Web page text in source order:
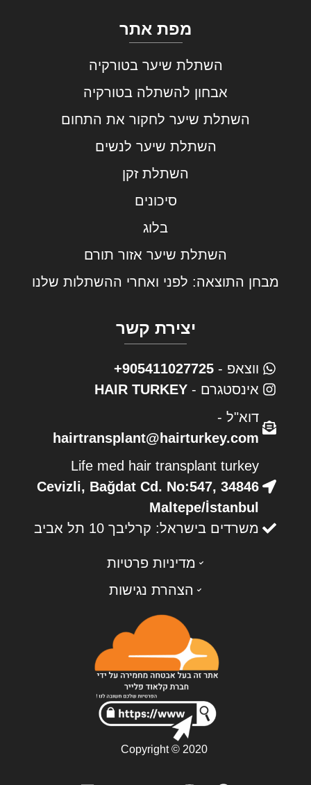
מפת אתר
השתלת שיער בטורקיה
אבחון להשתלה בטורקיה
השתלת שיער לחקור את התחום
השתלת שיער לנשים
השתלת זקן
סיכונים
בלוג
השתלת שיער אזור תורם
מבחן התוצאה: לפני ואחרי ההשתלות שלנו
יצירת קשר
ווצאפ - 905411027725+
אינסטגרם - HAIR TURKEY
דוא"ל -
hairtransplant@hairturkey.com
Life med hair transplant turkey
Cevizli, Bağdat Cd. No:547, 34846
Maltepe/İstanbul
משרדים בישראל: קרליבך 10 תל אביב
מדיניות פרטיות
הצהרת נגישות
Copyright © 2020